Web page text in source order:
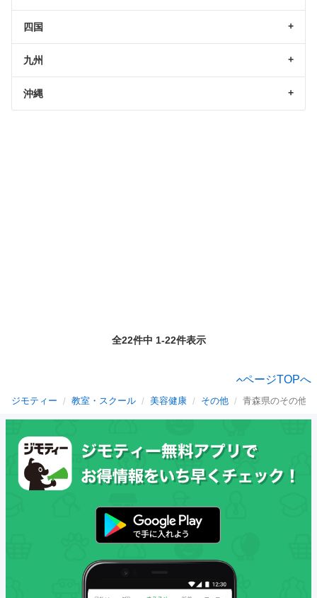
四国
九州
沖縄
全22件中 1-22件表示
ページTOPへ
ジモティー 教室・スクール 美容健康 その他 青森県のその他